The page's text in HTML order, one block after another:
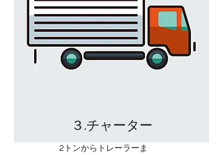
３.チャーター
2トンからトレーラーま